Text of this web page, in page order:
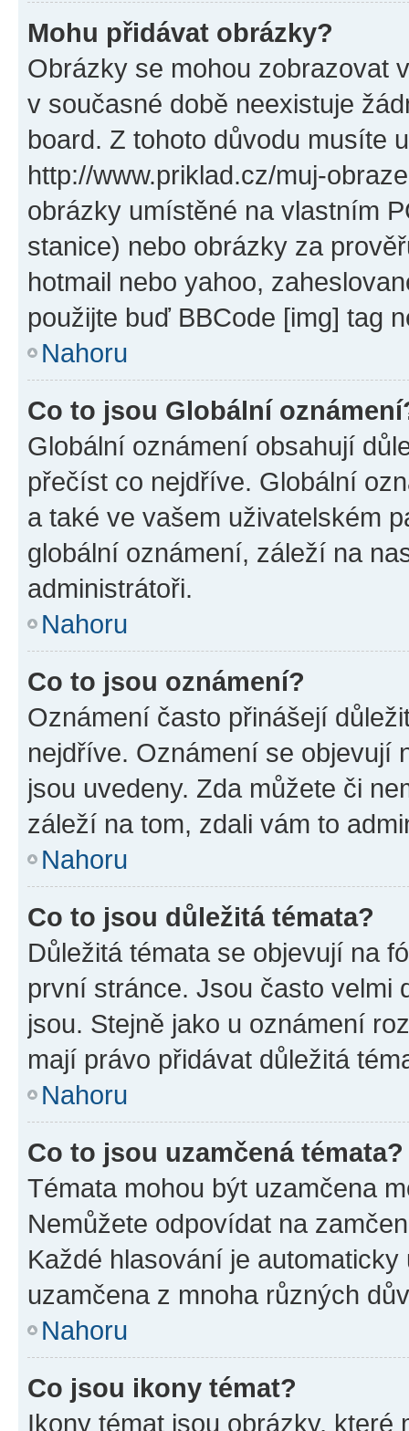
Mohu přidávat obrázky?
Obrázky se mohou zobrazovat
v současné době neexistuje
board. Z tohoto důvodu musíte
http://www.priklad.cz/muj-
obrázky umístěné na vlastním
stanice) nebo obrázky za
hotmail nebo yahoo,
použijte buď BBCode [img] tag
Nahoru
Co to jsou Globální
Globální oznámení obsahují
přečíst co nejdříve. Globální
a také ve vašem uživatelském
globální oznámení, záleží na
administrátoři.
Nahoru
Co to jsou oznámení?
Oznámení často přinášejí
nejdříve. Oznámení se objevují
jsou uvedeny. Zda můžete či
záleží na tom, zdali vám to
Nahoru
Co to jsou důležitá témata?
Důležitá témata se objevují na
první stránce. Jsou často velmi
jsou. Stejně jako u oznámení
mají právo přidávat důležitá
Nahoru
Co to jsou uzamčená témata?
Témata mohou být uzamčena
Nemůžete odpovídat na
Každé hlasování je
uzamčena z mnoha různých
Nahoru
Co jsou ikony témat?
Ikony témat jsou obrázky,